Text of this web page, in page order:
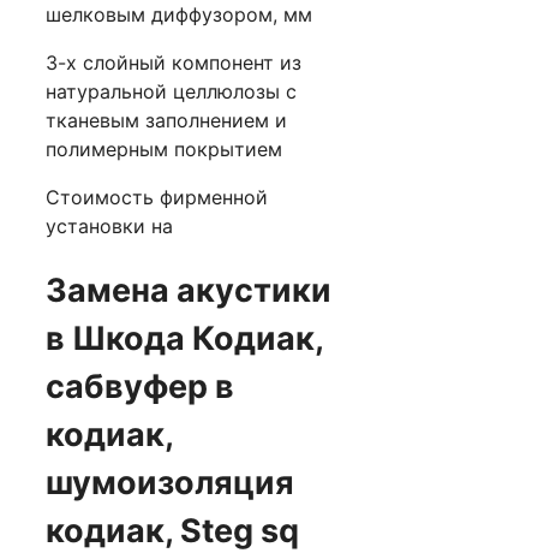
шелковым диффузором, мм
3-х слойный компонент из
натуральной целлюлозы с
тканевым заполнением и
полимерным покрытием
Стоимость фирменной
установки на
Замена акустики
в Шкода Кодиак,
сабвуфер в
кодиак,
шумоизоляция
кодиак, Steg sq